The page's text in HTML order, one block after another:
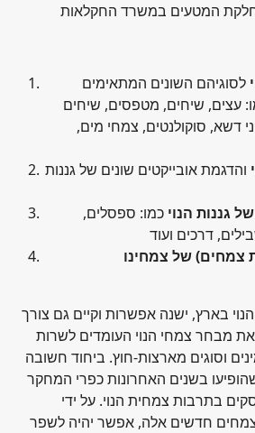
לסוגיהם השונים המתאימים
עצים, שיחים, מטפסים, שיחים
דשא, סוקולנטים, צמחי מים,
והדגמת אובייקטים שונים של גננות
גננות הנוי כמו: ספסלים,
צמחים) של צמחינו
בארץ, ישנה אפשרות וקיים גם צורך
את מבחר צמחי הנוי העומדים לשרות
וסוגים מארצות-חוץ. ביחוד חשובה
בשנים האחרונות כפרי המחקר
בתרבות צמחית הנוי. על ידי
חדשים אלה, אפשר יהיה לשפר